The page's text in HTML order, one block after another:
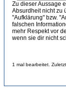
Zu dieser Aussage
Absurdheit nicht zu
"Aufklärung" bzw.
falschen
mehr Respekt vor
wenn sie dir nicht
1 mal bearbeitet.